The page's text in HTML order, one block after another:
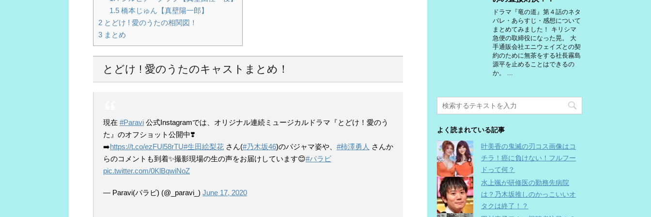
1.5橋本じゅん【真壁陽一郎】
2 とどけ ! 愛のうたの相関図！
3 まとめ
とどけ ! 愛のうたのキャストまとめ！
現在 #Paravi 公式Instagramでは、オリジナル連続ミュージカルドラマ『とどけ！愛のう
た』のオフショット公開中❣️
➡️https://t.co/ezFUl58rTU#生田絵梨花 さん(#乃木坂46)のパジャマ姿や、 #柿澤勇人 さんか
らのコメントも到着✨撮影現場の生の声をお届けしています😊#パラビ
pic.twitter.com/0KlBqwiNoZ
— Paravi(パラビ) (@_paravi_) June 17, 2020
ドラマ『竜の道』第４話のネタ
バレ・あらすじ・感想について
まとめてみました！ キリシマ
急便の取締役になった晃。 大
手通販会社エニウェイズとの契
約のために無茶をする社長霧島
源平を止めることはできるの
か。 ...
よく読まれている記事
叶美香の鬼滅の刃コス画像はコ
チラ！癌に負けない！フルフー
ドって何？
水上颯が研修医の勤務先病院
は？乃木坂推しのかっこいいオ
タクは終了！？